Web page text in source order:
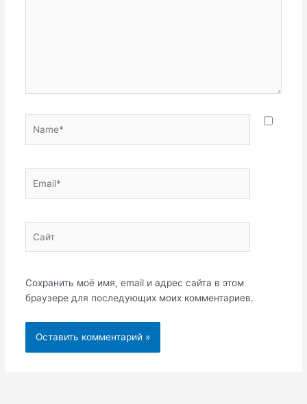
Сохранить моё имя, email и адрес сайта в этом
браузере для последующих моих комментариев.